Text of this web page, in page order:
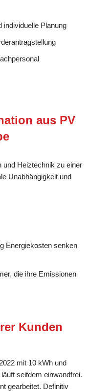
individuelle Planung
aus PV
und Heiztechnik zu einer
Unabhängigkeit und
Energiekosten senken
die ihre Emissionen
Kunden
mit 10 kWh und
seitdem einwandfrei.
gearbeitet. Definitiv